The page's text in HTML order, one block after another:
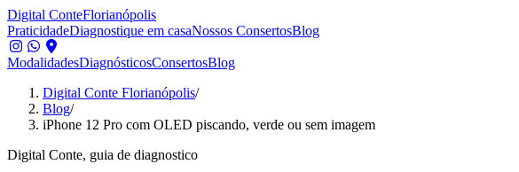
Digital ConteFlorianópolis
PraticidadeDiagnostique em casaNossos ConsertosBlog
ModalidadesDiagnósticosConsertosBlog
Digital Conte Florianópolis/
Blog/
iPhone 12 Pro com OLED piscando, verde ou sem imagem
Digital Conte, guia de diagnostico